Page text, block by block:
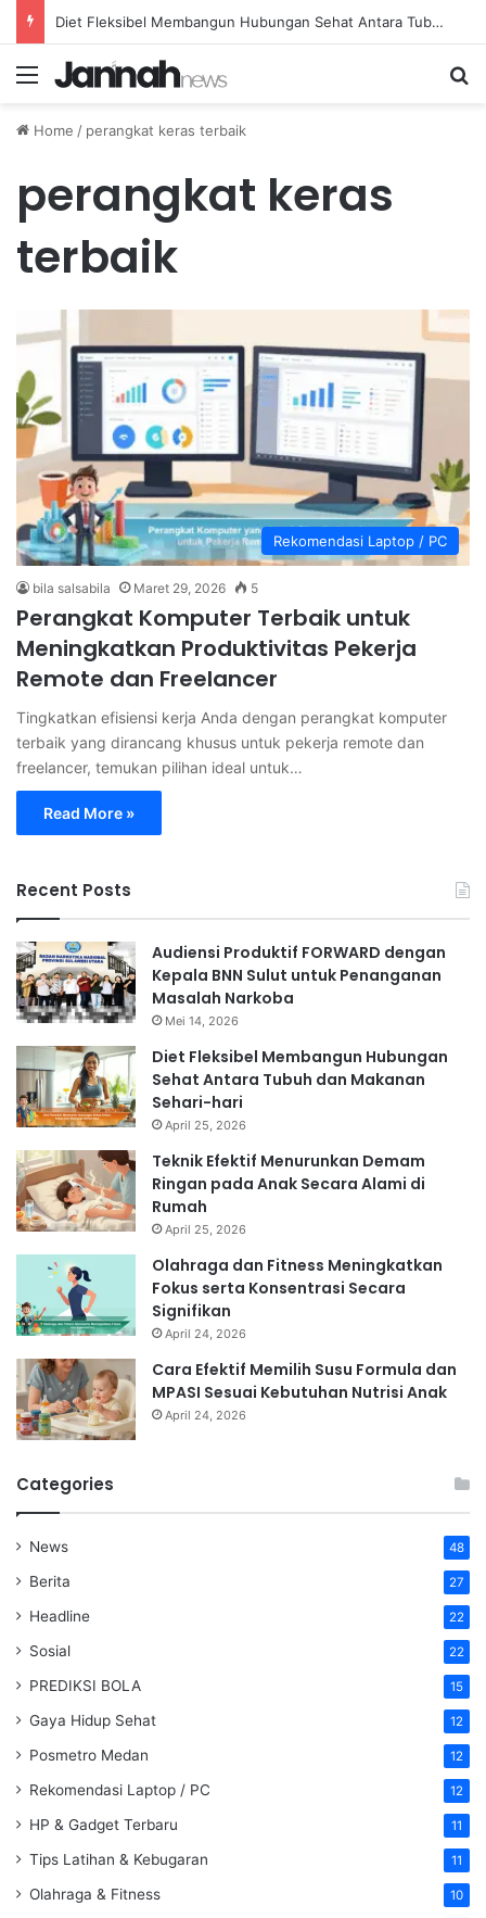
Diet Fleksibel Membangun Hubungan Sehat Antara Tubuh dan Makanan Sehari-hari
Menu
Home / perangkat keras terbaik
perangkat keras
terbaik
Rekomendasi Laptop / PC
bila salsabila Maret 29, 2026 5
Perangkat Komputer Terbaik untuk
Meningkatkan Produktivitas Pekerja
Remote dan Freelancer
Tingkatkan efisiensi kerja Anda dengan perangkat komputer
terbaik yang dirancang khusus untuk pekerja remote dan
freelancer, temukan pilihan ideal untuk…
Read More »
Recent Posts
Audiensi Produktif FORWARD dengan
Kepala BNN Sulut untuk Penanganan
Masalah Narkoba
Mei 14, 2026
Diet Fleksibel Membangun Hubungan
Sehat Antara Tubuh dan Makanan
Sehari-hari
April 25, 2026
Teknik Efektif Menurunkan Demam
Ringan pada Anak Secara Alami di
Rumah
April 25, 2026
Olahraga dan Fitness Meningkatkan
Fokus serta Konsentrasi Secara
Signifikan
April 24, 2026
Cara Efektif Memilih Susu Formula dan
MPASI Sesuai Kebutuhan Nutrisi Anak
April 24, 2026
Categories
News 48
Berita 27
Headline 22
Sosial 22
PREDIKSI BOLA 15
Gaya Hidup Sehat 12
Posmetro Medan 12
Rekomendasi Laptop / PC 12
HP & Gadget Terbaru 11
Tips Latihan & Kebugaran 11
Olahraga & Fitness 10